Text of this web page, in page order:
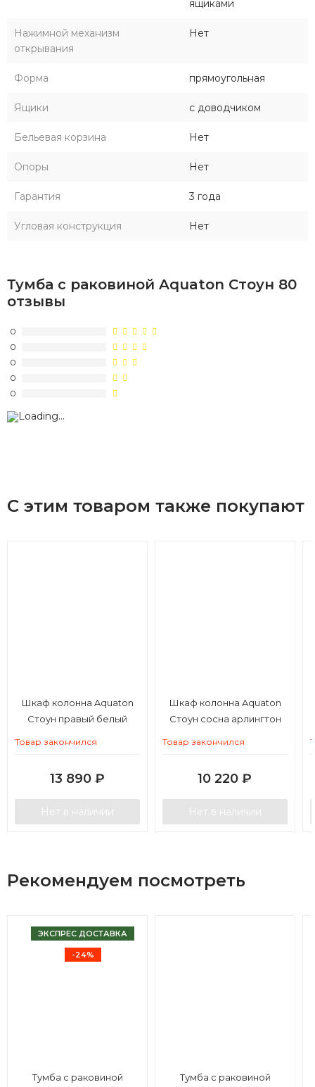
ящиками
Нажимной механизм
открывания
Нет
Форма прямоугольная
Ящики с доводчиком
Бельевая корзина Нет
Опоры Нет
Гарантия 3 года
Угловая конструкция Нет
Тумба с раковиной Aquaton Стоун 80
отзывы
0
0
0
0
0
С этим товаром также покупают
Шкаф колонна Aquaton
Стоун правый белый
Товар закончился
13 890 ₽
Нет в наличии
Шкаф колонна Aquaton
Стоун сосна арлингтон
Товар закончился
10 220 ₽
Нет в наличии
Рекомендуем посмотреть
ЭКСПРЕС ДОСТАВКА
-24%
Тумба с раковиной
Тумба с раковиной